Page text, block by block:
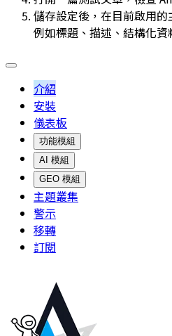
儲存設定後，在目前啟用的
例如標題、描述、結構化資
介紹
安裝
儀表板
功能模組
AI 模組
GEO 模組
主題叢集
警示
移轉
訂閱